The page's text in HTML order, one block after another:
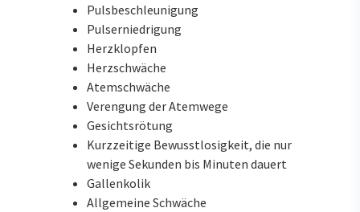
Pulsbeschleunigung
Pulserniedrigung
Herzklopfen
Herzschwäche
Atemschwäche
Verengung der Atemwege
Gesichtsrötung
Kurzzeitige Bewusstlosigkeit, die nur
wenige Sekunden bis Minuten dauert
Gallenkolik
Allgemeine Schwäche